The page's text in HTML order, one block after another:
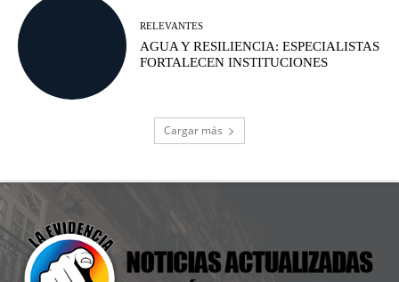
RELEVANTES
AGUA Y RESILIENCIA: ESPECIALISTAS
FORTALECEN INSTITUCIONES
Cargar más